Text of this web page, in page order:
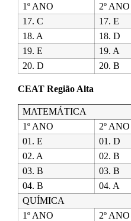
1º ANO
2º ANO
17. C
17. E
18. A
18. D
19. E
19. A
20. D
20. B
CEAT Região Alta
MATEMÁTICA
1º ANO
2º ANO
01. E
01. D
02. A
02. B
03. B
03. B
04. B
04. A
QUÍMICA
1º ANO
2º ANO